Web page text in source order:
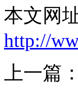
本文网
http://
上一篇：